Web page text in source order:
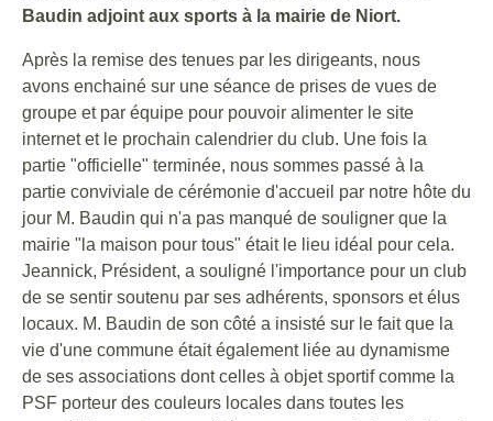
Baudin adjoint aux sports à la mairie de Niort.
Après la remise des tenues par les dirigeants, nous
avons enchainé sur une séance de prises de vues de
groupe et par équipe pour pouvoir alimenter le site
internet et le prochain calendrier du club. Une fois la
partie "officielle" terminée, nous sommes passé à la
partie conviviale de cérémonie d'accueil par notre hôte du
jour M. Baudin qui n'a pas manqué de souligner que la
mairie "la maison pour tous" était le lieu idéal pour cela.
Jeannick, Président, a souligné l'importance pour un club
de se sentir soutenu par ses adhérents, sponsors et élus
locaux. M. Baudin de son côté a insisté sur le fait que la
vie d'une commune était également liée au dynamisme
de ses associations dont celles à objet sportif comme la
PSF porteur des couleurs locales dans toutes les